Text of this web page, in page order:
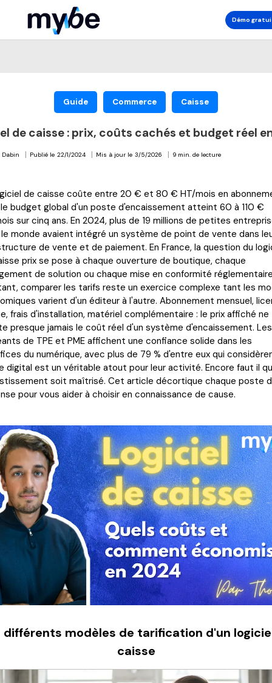
Démo
Guide Commerce Caisse
de caisse : prix, coûts cachés et budget réel
Dabin | Publié le 22/1/2024 | Mis à jour le 3/5/2026 | 9 min. de lecture
de caisse coûte entre 20 € et 80 € HT/mois en
budget global d'un poste d'encaissement atteint 60 à 110 €
sur cinq ans. En 2024, plus de 19 millions de petites
monde avaient intégré un système de point de vente dans
de vente et de paiement. En France, la question du
prix se pose à chaque ouverture de boutique, chaque
de solution ou chaque mise en conformité
comparer les tarifs reste un exercice complexe tant les
varient d'un éditeur à l'autre. Abonnement mensuel,
frais d'installation, matériel complémentaire : le prix affiché ne
presque jamais le coût réel d'un système d'encaissement. Les
de TPE et PME affichent une confiance solide dans les
du numérique, avec plus de 79 % d'entre eux qui
digital est un véritable atout pour leur activité. Encore faut il
soit maîtrisé. Cet article décortique chaque poste
pour vous aider à choisir en connaissance de cause.
différents modèles de tarification d'un
caisse